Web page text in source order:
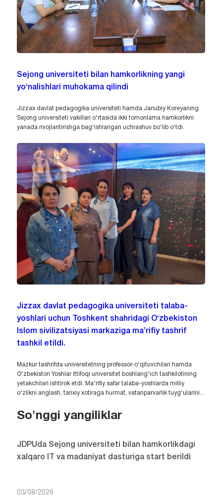
Sejong universiteti bilan hamkorlikning yangi
yo‘nalishlari muhokama qilindi
Jizzax davlat pedagogika universiteti hamda Janubiy Koreyaning
Sejong universiteti vakillari o‘rtasida ikki tomonlama hamkorlikni
yanada rivojlantirishga bag‘ishlangan uchrashuv bo‘lib o‘tdi.
Jizzax davlat pedagogika universiteti talaba-
yoshlari uchun Toshkent shahridagi O‘zbekiston
Islom sivilizatsiyasi markaziga ma’rifiy tashrif
tashkil etildi.
Mazkur tashrifda universitetning professor-o‘qituvchilari hamda
O‘zbekiston Yoshlar ittifoqi universitet boshlang‘ich tashkilotining
yetakchilari ishtirok etdi. Ma’rifiy safar talaba-yoshlarda milliy
o‘zlikni anglash, tarixiy xotiraga hurmat, vatanparvarlik tuyg‘ularini...
So'nggi yangiliklar
JDPUda Sejong universiteti bilan hamkorlikdagi
xalqaro IT va madaniyat dasturiga start berildi
03/08/2026